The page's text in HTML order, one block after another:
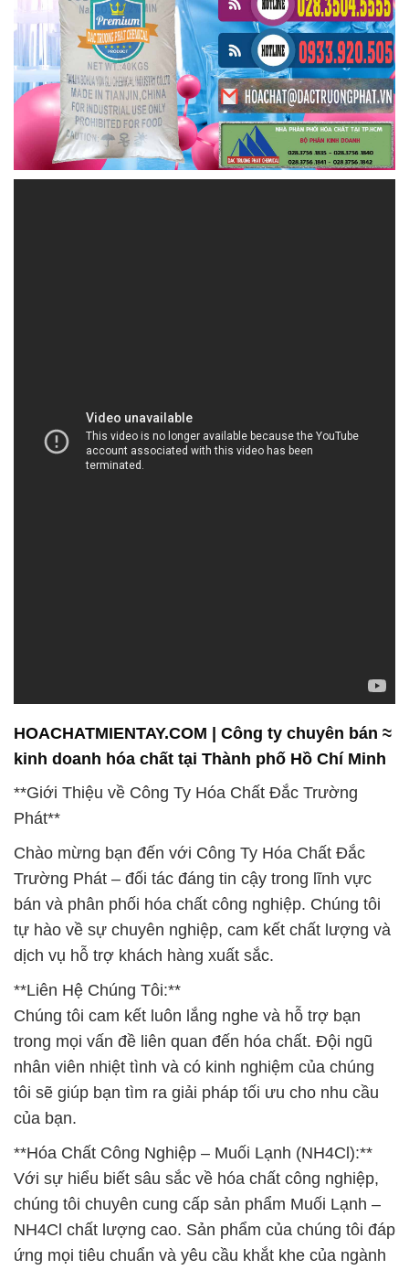
HOACHATMIENTAY.COM | Công ty chuyên bán ≈
kinh doanh hóa chất tại Thành phố Hồ Chí Minh
**Giới Thiệu về Công Ty Hóa Chất Đắc Trường
Phát**
Chào mừng bạn đến với Công Ty Hóa Chất Đắc
Trường Phát – đối tác đáng tin cậy trong lĩnh vực
bán và phân phối hóa chất công nghiệp. Chúng tôi
tự hào về sự chuyên nghiệp, cam kết chất lượng và
dịch vụ hỗ trợ khách hàng xuất sắc.
**Liên Hệ Chúng Tôi:**
Chúng tôi cam kết luôn lắng nghe và hỗ trợ bạn
trong mọi vấn đề liên quan đến hóa chất. Đội ngũ
nhân viên nhiệt tình và có kinh nghiệm của chúng
tôi sẽ giúp bạn tìm ra giải pháp tối ưu cho nhu cầu
của bạn.
**Hóa Chất Công Nghiệp – Muối Lạnh (NH4Cl):**
Với sự hiểu biết sâu sắc về hóa chất công nghiệp,
chúng tôi chuyên cung cấp sản phẩm Muối Lạnh –
NH4Cl chất lượng cao. Sản phẩm của chúng tôi đáp
ứng mọi tiêu chuẩn và yêu cầu khắt khe của ngành